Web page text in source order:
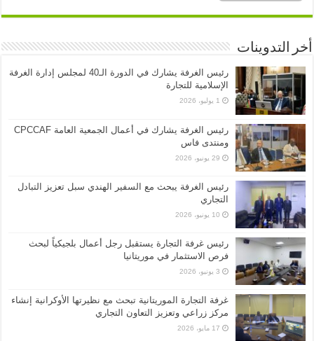
أخر التدوينات
رئيس الغرفة يشارك في الدورة الـ40 لمجلس إدارة الغرفة
الإسلامية للتجارة
1 يوليو، 2026
رئيس الغرفة يشارك في أعمال الجمعية العامة CPCCAF
ومنتدى فاس
29 يونيو، 2026
رئيس الغرفة يبحث مع السفير الهندي سبل تعزيز التبادل
التجاري
10 يونيو، 2026
رئيس غرفة التجارة يستقبل رجل أعمال بلجيكياً لبحث
فرص الاستثمار في موريتانيا
3 يونيو، 2026
غرفة التجارة الموريتانية تبحث مع نظيرتها الأوكرانية إنشاء
مركز زراعي وتعزيز التعاون التجاري
17 مايو، 2026